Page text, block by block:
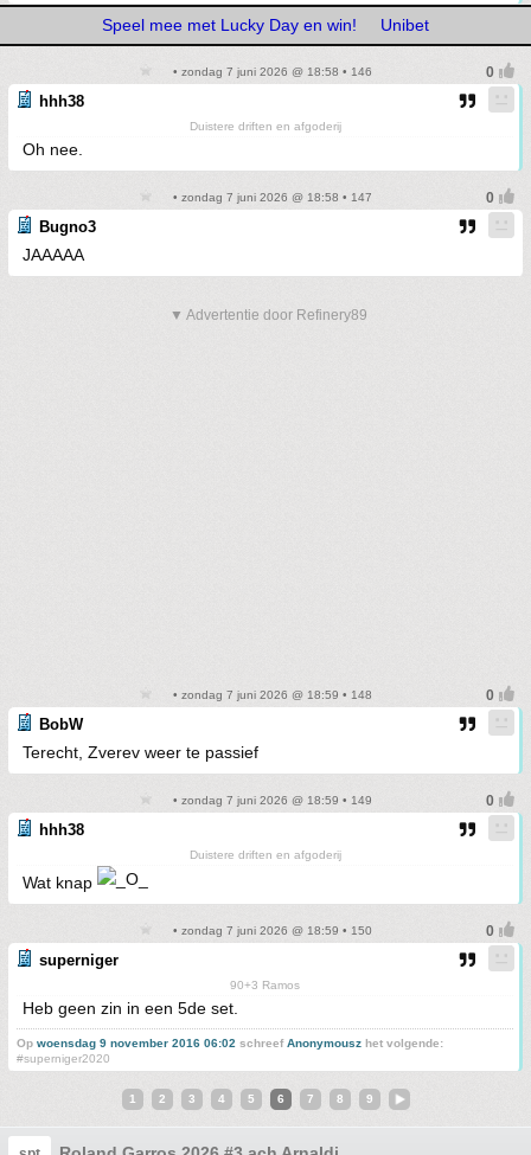
Speel mee met Lucky Day en win! Unibet
• zondag 7 juni 2026 @ 18:58 • 146
hhh38
Duistere driften en afgoderij
Oh nee.
• zondag 7 juni 2026 @ 18:58 • 147
Bugno3
JAAAAA
▼ Advertentie door Refinery89
• zondag 7 juni 2026 @ 18:59 • 148
BobW
Terecht, Zverev weer te passief
• zondag 7 juni 2026 @ 18:59 • 149
hhh38
Duistere driften en afgoderij
Wat knap
• zondag 7 juni 2026 @ 18:59 • 150
superniger
90+3 Ramos
Heb geen zin in een 5de set.
Op woensdag 9 november 2016 06:02 schreefAnonymousz het volgende:
#superniger2020
1 2 3 4 5 6 7 8 9